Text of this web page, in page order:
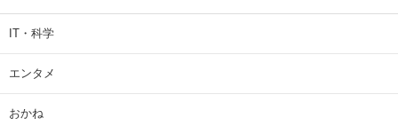
IT・科学
エンタメ
おかね